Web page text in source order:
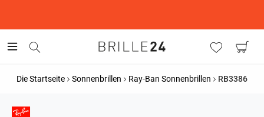
Die Startseite Sonnenbrillen Ray-Ban Sonnenbrillen RB3386